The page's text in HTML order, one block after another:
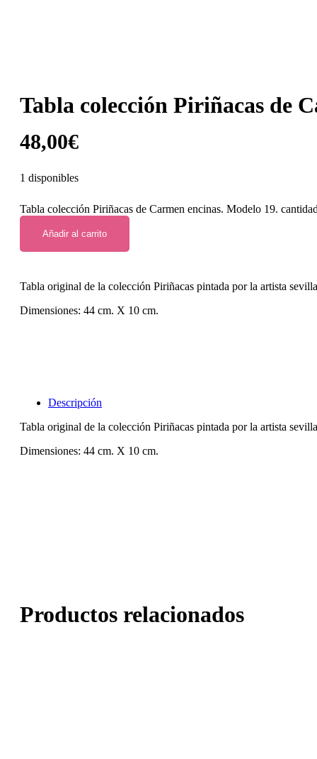
Tabla colección Piriñacas de
48,00€
1 disponibles
Tabla colección Piriñacas de Carmen encinas. Modelo 19.
Añadir al carrito
Tabla original de la colección Piriñacas pintada por la artista
Dimensiones: 44 cm. X 10 cm.
Descripción
Tabla original de la colección Piriñacas pintada por la artista
Dimensiones: 44 cm. X 10 cm.
Productos relacionados